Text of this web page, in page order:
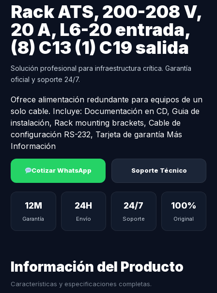
Rack ATS, 200-208 V,
20 A, L6-20 entrada,
(8) C13 (1) C19 salida
Solución profesional para infraestructura crítica. Garantía
oficial y soporte 24/7.
Ofrece alimentación redundante para equipos de un
solo cable. Incluye: Documentación en CD, Guia de
instalación, Rack mounting brackets, Cable de
configuración RS-232, Tarjeta de garantía Más
Información
Cotizar WhatsApp Soporte Técnico
12M
Garantía
24H
Envío
24/7
Soporte
100%
Original
Información del Producto
Características y especificaciones completas.